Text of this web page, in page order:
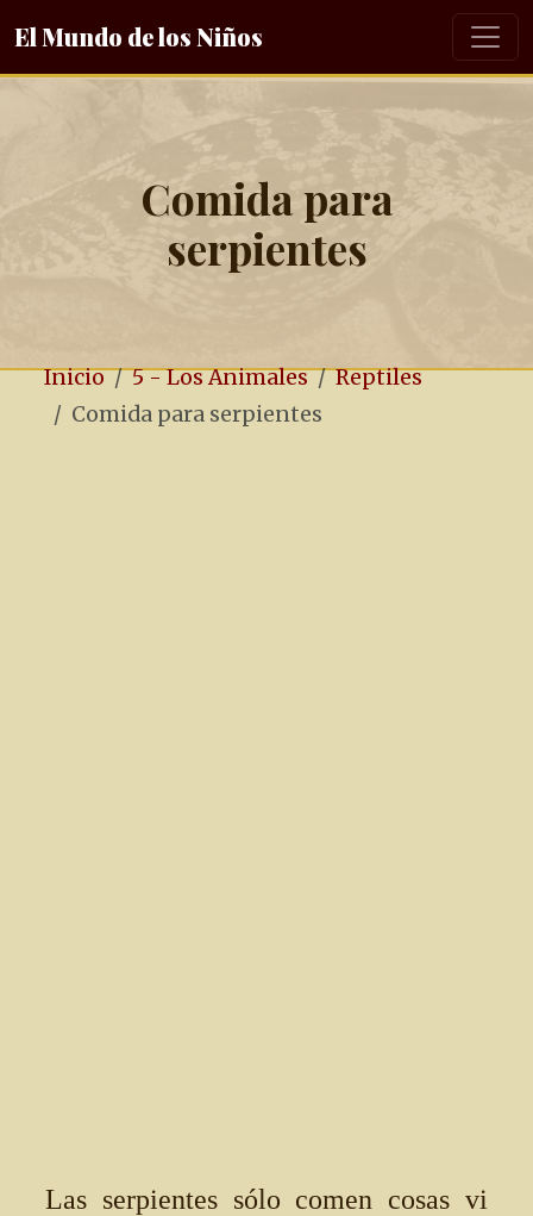
El Mundo de los Niños
Comida para
serpientes
Inicio 5 - Los Animales
Reptiles
Comida para serpientes
Las serpientes sólo comen cosas vi